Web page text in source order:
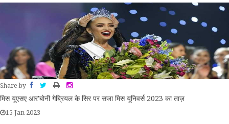
Share by
मिस यूएसए आर'बोनी गेब्रियल के सिर पर सजा मिस यूनिवर्स 2023 का ताज़
15 Jan 2023